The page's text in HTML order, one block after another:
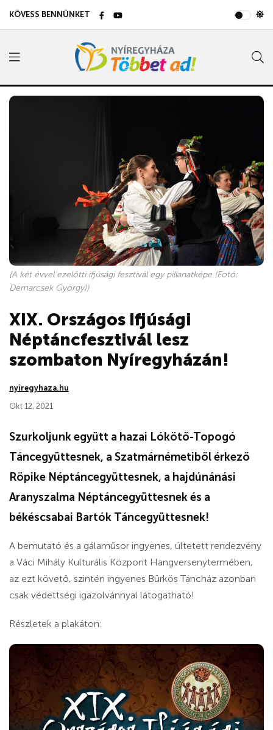
KÖVESS BENNÜNKET
(A két évvel ezelőtti ifjúsági fesztivál egy pillanatképe (Fotó:
Demarcsek György))
XIX. Országos Ifjúsági
Néptáncfesztivál lesz
szombaton Nyíregyházán!
nyiregyhaza.hu
Okt 12, 2021
Szurkoljunk együtt a hazai Lókötő-Topogó
Táncegyüttesnek, a Szatmárnémetiből érkező
Röpike Néptáncegyüttesnek, a hajdúnánási
Aranyszalma Néptáncegyüttesnek és a
békéscsabai Bartók Táncegyüttesnek!
A bemutató és a gálaműsor ingyenes, ültetett rendezvény
a Váci Mihály Kulturális Központ Hangversenytermében,
az ezt követő, szintén ingyenes Bürkös Táncház azonban
csak védettségi igazolvánnyal látogatható!
Részletek a plakáton: